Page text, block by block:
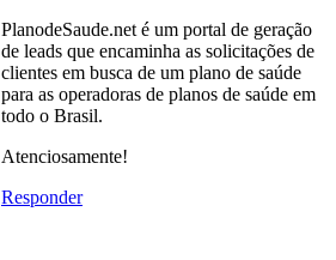
PlanodeSaude.net é um portal de geração
de leads que encaminha as solicitações de
clientes em busca de um plano de saúde
para as operadoras de planos de saúde em
todo o Brasil.
Atenciosamente!
Responder